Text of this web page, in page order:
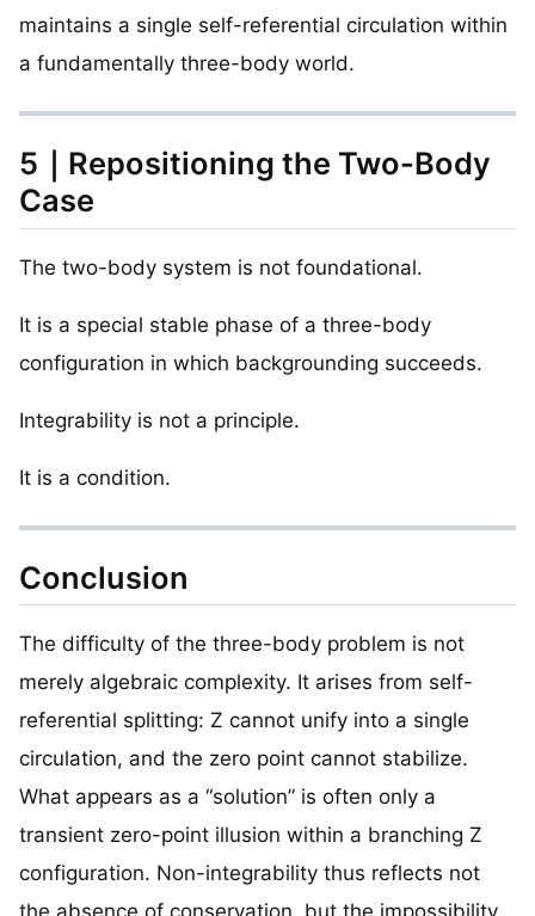
maintains a single self-referential circulation within
a fundamentally three-body world.
5｜Repositioning the Two-Body
Case
The two-body system is not foundational.
It is a special stable phase of a three-body
configuration in which backgrounding succeeds.
Integrability is not a principle.
It is a condition.
Conclusion
The difficulty of the three-body problem is not
merely algebraic complexity. It arises from self-
referential splitting: Z cannot unify into a single
circulation, and the zero point cannot stabilize.
What appears as a “solution” is often only a
transient zero-point illusion within a branching Z
configuration. Non-integrability thus reflects not